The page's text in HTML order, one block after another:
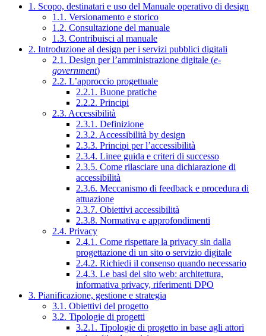
1. Scopo, destinatari e uso del Manuale operativo di design
1.1. Versionamento e storico
1.2. Consultazione del manuale
1.3. Contribuisci al manuale
2. Introduzione al design per i servizi pubblici digitali
2.1. Design per l’amministrazione digitale (e-
government)
2.2. L’approccio progettuale
2.2.1. Buone pratiche
2.2.2. Principi
2.3. Accessibilità
2.3.1. Definizione
2.3.2. Accessibilità by design
2.3.3. Principi per l’accessibilità
2.3.4. Linee guida e criteri di successo
2.3.5. Come rilasciare una dichiarazione di
accessibilità
2.3.6. Meccanismo di feedback e procedura di
attuazione
2.3.7. Obiettivi accessibilità
2.3.8. Normativa e approfondimenti
2.4. Privacy
2.4.1. Come rispettare la privacy sin dalla
progettazione di un sito o servizio digitale
2.4.2. Richiedi il consenso quando necessario
2.4.3. Le basi del sito web: architettura,
informativa privacy, riferimenti DPO
3. Pianificazione, gestione e strategia
3.1. Obiettivi del progetto
3.2. Tipologie di progetti
3.2.1. Tipologie di progetto in base agli attori